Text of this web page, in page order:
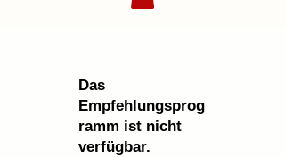
Das
Empfehlungsprog
ramm ist nicht
verfügbar.